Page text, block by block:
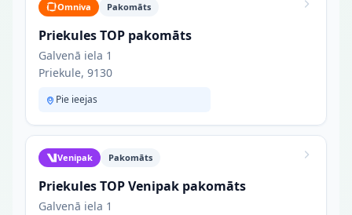
Omniva Pakomāts
Priekules TOP pakomāts
Galvenā iela 1
Priekule, 9130
Pie ieejas
Venipak Pakomāts
Priekules TOP Venipak pakomāts
Galvenā iela 1